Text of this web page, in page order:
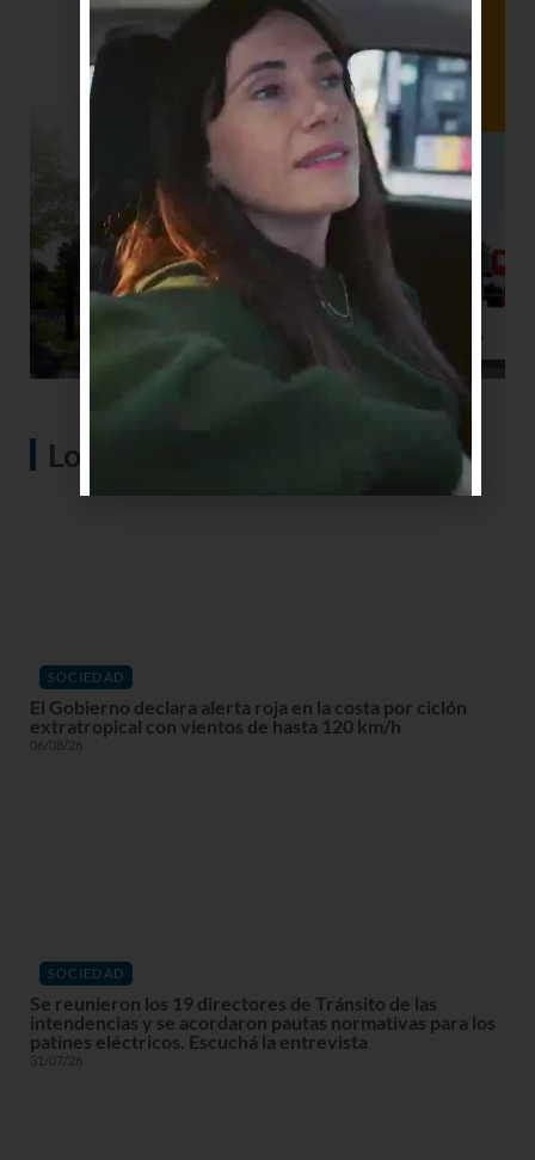
Lo más visto
SOCIEDAD
El Gobierno declara alerta roja en la costa por ciclón
extratropical con vientos de hasta 120 km/h
06/08/26
SOCIEDAD
Se reunieron los 19 directores de Tránsito de las
intendencias y se acordaron pautas normativas para los
patines eléctricos. Escuchá la entrevista
31/07/26